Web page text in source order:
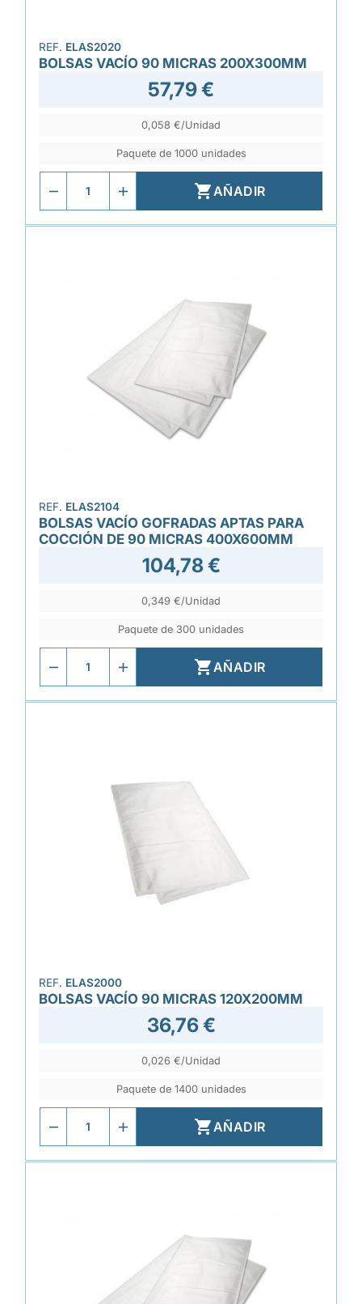
REF. ELAS2020
BOLSAS VACÍO 90 MICRAS 200X300MM
57,79 €
0,058 €/Unidad
Paquete de 1000 unidades
AÑADIR
REF. ELAS2104
BOLSAS VACÍO GOFRADAS APTAS PARA
COCCIÓN DE 90 MICRAS 400X600MM
104,78 €
0,349 €/Unidad
Paquete de 300 unidades
AÑADIR
REF. ELAS2000
BOLSAS VACÍO 90 MICRAS 120X200MM
36,76 €
0,026 €/Unidad
Paquete de 1400 unidades
AÑADIR